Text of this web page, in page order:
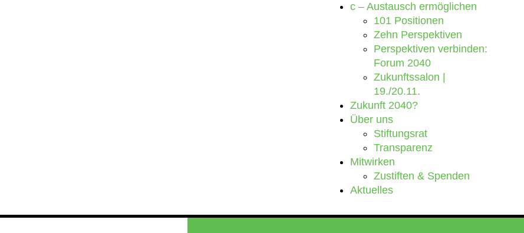
c – Austausch ermöglichen
101 Positionen
Zehn Perspektiven
Perspektiven verbinden:
Forum 2040
Zukunftssalon |
19./20.11.
Zukunft 2040?
Über uns
Stiftungsrat
Transparenz
Mitwirken
Zustiften & Spenden
Aktuelles